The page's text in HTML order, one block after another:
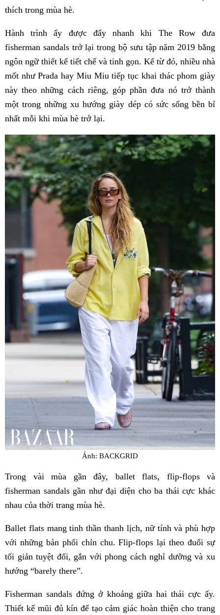
thích trong mùa hè.
Hành trình ấy được đẩy nhanh khi The Row đưa
fisherman sandals trở lại trong bộ sưu tập năm 2019 bằng
ngôn ngữ thiết kế tiết chế và tinh gọn. Kể từ đó, nhiều nhà
mốt như Prada hay Miu Miu tiếp tục khai thác phom giày
này theo những cách riêng, góp phần đưa nó trở thành
một trong những xu hướng giày dép có sức sống bền bỉ
nhất mỗi khi mùa hè trở lại.
Ảnh: BACKGRID
Trong vài mùa gần đây, ballet flats, flip-flops và
fisherman sandals gần như đại diện cho ba thái cực khác
nhau của thời trang mùa hè.
Ballet flats mang tinh thần thanh lịch, nữ tính và phù hợp
với những bản phối chỉn chu. Flip-flops lại theo đuổi sự
tối giản tuyệt đối, gắn với phong cách nghỉ dưỡng và xu
hướng “barely there”.
Fisherman sandals đứng ở khoảng giữa hai thái cực ấy.
Thiết kế mũi đủ kín để tạo cảm giác hoàn thiện cho trang